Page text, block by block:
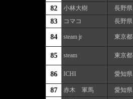
82 小林大樹 長野県
83 コマコ 長野県
84 steam jr 東京都
85 steam 東京都
86 ICHI 愛知県
87 赤木 軍馬 愛知県